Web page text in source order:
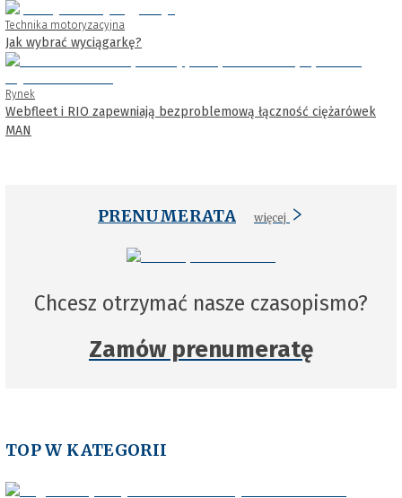
Technika motoryzacyjna
Jak wybrać wyciągarkę?
Rynek
Webfleet i RIO zapewniają bezproblemową łączność ciężarówek
MAN
PRENUMERATA więcej
Chcesz otrzymać nasze czasopismo?
Zamów prenumeratę
TOP W KATEGORII